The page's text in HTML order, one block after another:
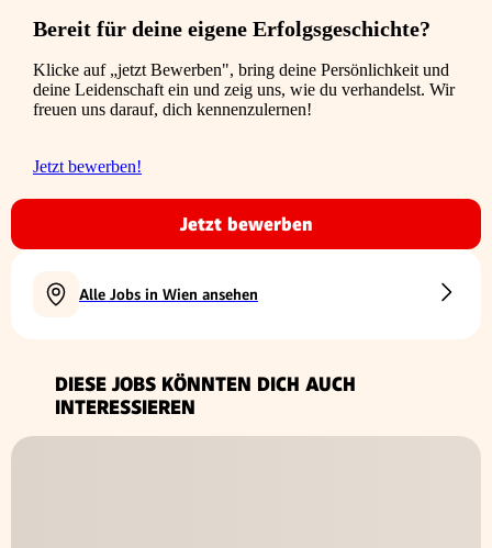
Bereit für deine eigene Erfolgsgeschichte?
Klicke auf „jetzt Bewerben", bring deine Persönlichkeit und
deine Leidenschaft ein und zeig uns, wie du verhandelst. Wir
freuen uns darauf, dich kennenzulernen!
Jetzt bewerben!
Jetzt bewerben
Alle Jobs in Wien ansehen
DIESE JOBS KÖNNTEN DICH AUCH
INTERESSIEREN